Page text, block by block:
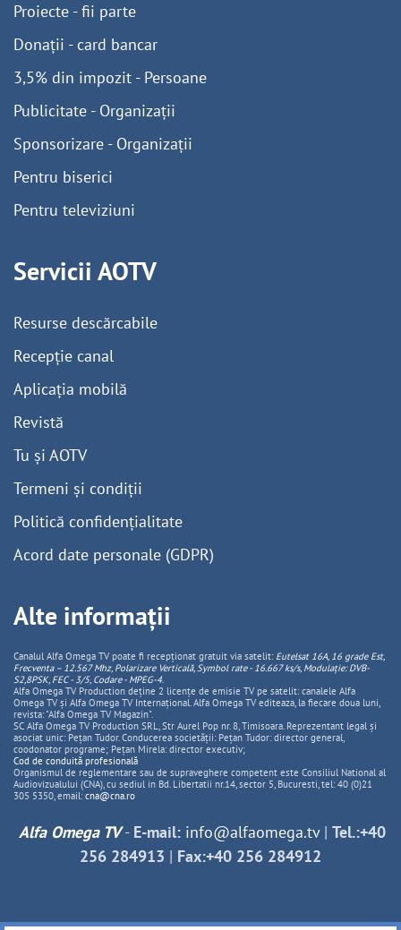
Proiecte - fii parte
Donații - card bancar
3,5% din impozit - Persoane
Publicitate - Organizații
Sponsorizare - Organizații
Pentru biserici
Pentru televiziuni
Servicii AOTV
Resurse descărcabile
Recepție canal
Aplicația mobilă
Revistă
Tu și AOTV
Termeni și condiții
Politică confidențialitate
Acord date personale (GDPR)
Alte informații
Canalul Alfa Omega TV poate fi recepționat gratuit via satelit: Eutelsat 16A, 16 grade Est,
Frecventa – 12.567 Mhz, PolarizareVerticală, Symbol rate - 16.667 ks/s, Modulație: DVB-
S2,8PSK, FEC - 3/5, Codare - MPEG-4.
Alfa Omega TV Production deține 2 licențe de emisie TV pe satelit: canalele Alfa
Omega TV și Alfa Omega TV Internațional. Alfa Omega TV editeaza, la fiecare doua luni,
revista: "Alfa Omega TV Magazin".
SC Alfa Omega TV Production SRL, Str Aurel Pop nr. 8, Timisoara. Reprezentant legal și
asociat unic: Pețan Tudor. Conducerea societății: Pețan Tudor: director general,
coodonator programe; Pețan Mirela: director executiv;
Cod de conduită profesională
Organismul de reglementare sau de supraveghere competent este Consiliul National al
Audiovizualului (CNA), cu sediul in Bd. Libertatii nr.14, sector 5, Bucuresti, tel: 40 (0)21
305 5350, email: cna@cna.ro
Alfa Omega TV- E-mail: info@alfaomega.tv| Tel.:+40
256 284913 | Fax:+40 256 284912